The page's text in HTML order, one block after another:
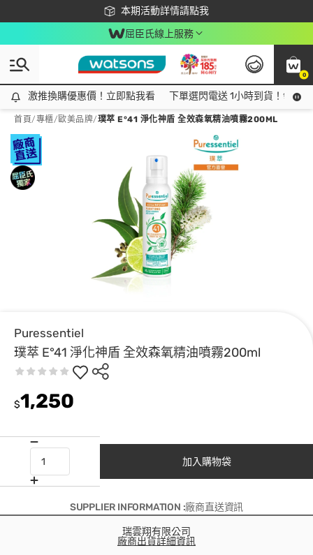
本期活動詳情請點我
下載app最高回饋$350
屈臣氏線上服務
0
激推換購優惠價！立即點我看
激推換購優惠價！立即點我看 下單選閃電送 1小時到貨！領神
首頁/專櫃/ 歐美品牌/璞萃 E°41 淨化神盾 全效森氧精油噴霧200ML
Puressentiel
璞萃 E°41 淨化神盾 全效森氧精油噴霧200ml
$1,250
加入購物袋
SUPPLIER INFORMATION :廠商直送資訊
瑞雲翔有限公司
廠商出貨詳細資訊